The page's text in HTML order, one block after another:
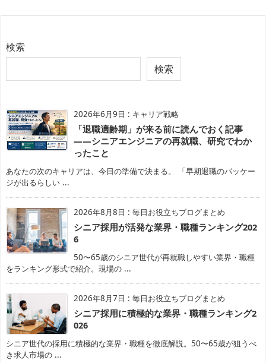
検索
検索
2026年6月9日 : キャリア戦略
「退職適齢期」が来る前に読んでおく記事
——シニアエンジニアの再就職、研究でわか
ったこと
あなたの次のキャリアは、今日の準備で決まる。 「早期退職のパッケー
ジが出るらしい ...
2026年8月8日 : 毎日お役立ちブログまとめ
シニア採用が活発な業界・職種ランキング202
6
50〜65歳のシニア世代が再就職しやすい業界・職種
をランキング形式で紹介。現場の ...
2026年8月7日 : 毎日お役立ちブログまとめ
シニア採用に積極的な業界・職種ランキング2
026
シニア世代の採用に積極的な業界・職種を徹底解説。50〜65歳が狙うべ
き求人市場の ...